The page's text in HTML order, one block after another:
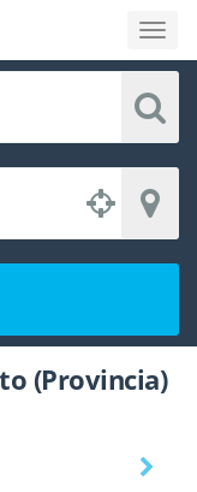
(Provincia)